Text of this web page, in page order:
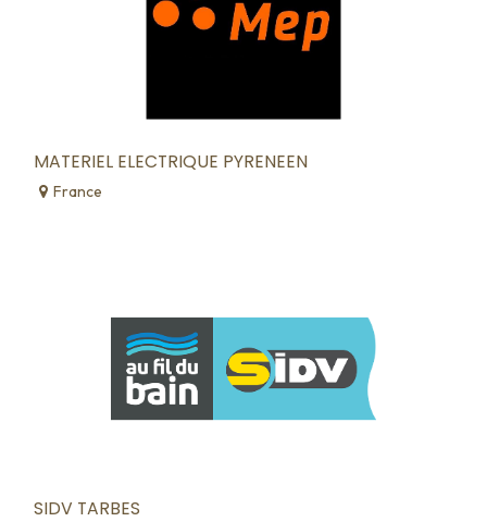
MATERIEL ELECTRIQUE PYRENEEN
France
SIDV TARBES